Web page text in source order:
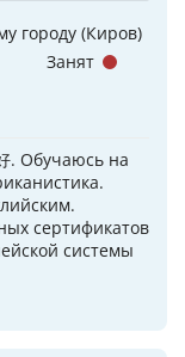
городу (Киров)
. Обучаюсь на
сертификатов
системы
Занят